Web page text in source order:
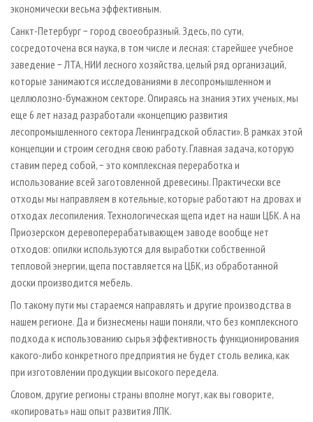
экономически весьма эффективным.
Санкт-Петербург − город свое­образный. Здесь, по сути,
сосредоточена вся наука, в том числе и лесная: старейшее учебное
заведение − ЛТА, НИИ лесного хозяйства, целый ряд организаций,
которые занимаются исследованиями в лесопромышленном и
целлюлозно-бумажном секторе. Опираясь на знания этих ученых, мы
еще 6 лет назад разработали «концепцию развития
лесопромышленного сектора Ленинградской области». В рамках этой
концепции и строим сегодня свою работу. Главная задача, которую
ставим перед собой, − это комплексная переработка и
использование всей заготовленной древесины. Практически все
отходы мы направляем в котельные, которые работают на дровах и
отходах лесопиления. Технологическая щепа идет на наши ЦБК. А на
Приозерском деревоперерабатывающем заводе вообще нет
отходов: опилки используются для выработки собственной
тепловой энергии, щепа поставляется на ЦБК, из обработанной
доски производится мебель.
По такому пути мы стараемся направлять и другие производства в
нашем регионе. Да и бизнесмены наши поняли, что без комплексного
подхода к использованию сырья эффективность функционирования
какого-либо конкретного предприятия не будет столь велика, как
при изготовлении продукции высокого передела.
Словом, другие регионы страны вполне могут, как вы говорите,
«копировать» наш опыт развития ЛПК.